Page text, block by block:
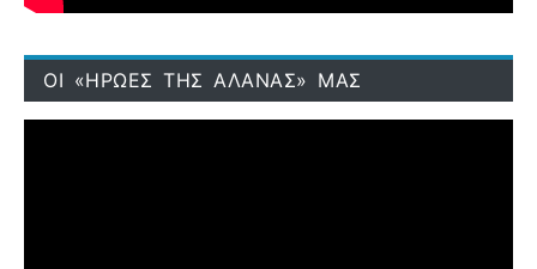
ΟΙ «ΗΡΩΕΣ ΤΗΣ ΑΛΑΝΑΣ» ΜΑΣ